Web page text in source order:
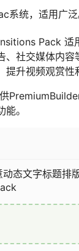
系统，适用广泛
Pack 适
、社交媒体内容
升视频观赏性
。
态文字标题排